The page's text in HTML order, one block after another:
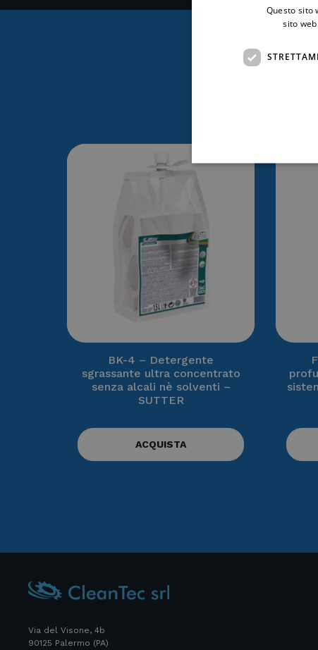
Ti
BK-4 – Detergente
sgrassante ultra concentrato
senza alcali nè solventi –
SUTTER
ACQUISTA
Via del Visone, 4b
90125 Palermo (PA)
Questo sito
sito